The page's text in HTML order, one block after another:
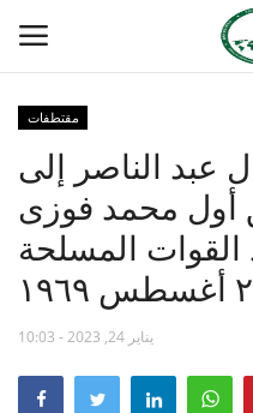
الصفحة الرئيسية
مدرسة الطليعة الوطنية
منتدى ناصر الدولي
حركة ناصر الشبابية
مقتطفات
عبد الناصر إلى
أول محمد فوزى
المسلحة
يناير 24, 2023 - 10:03